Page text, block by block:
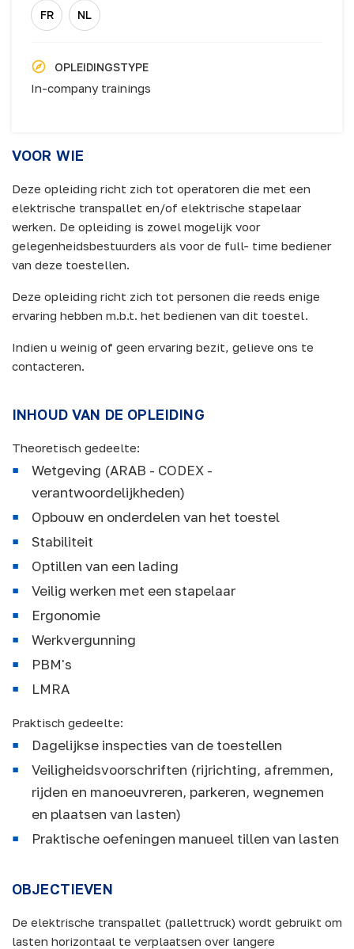
VOOR WIE
Deze opleiding richt zich tot operatoren die met een
elektrische transpallet en/of elektrische stapelaar
werken. De opleiding is zowel mogelijk voor
gelegenheidsbestuurders als voor de full- time bediener
van deze toestellen.
Deze opleiding richt zich tot personen die reeds enige
ervaring hebben m.b.t. het bedienen van dit toestel.
Indien u weinig of geen ervaring bezit, gelieve ons te
contacteren.
INHOUD VAN DE OPLEIDING
Theoretisch gedeelte:
Wetgeving (ARAB - CODEX -
verantwoordelijkheden)
Opbouw en onderdelen van het toestel
Stabiliteit
Optillen van een lading
Veilig werken met een stapelaar
Ergonomie
Werkvergunning
PBM's
LMRA
Praktisch gedeelte:
Dagelijkse inspecties van de toestellen
Veiligheidsvoorschriften (rijrichting, afremmen,
rijden en manoeuvreren, parkeren, wegnemen
en plaatsen van lasten)
Praktische oefeningen manueel tillen van lasten
OBJECTIEVEN
De elektrische transpallet (pallettruck) wordt gebruikt om
lasten horizontaal te verplaatsen over langere
FR NL
OPLEIDINGSTYPE
In-company trainings